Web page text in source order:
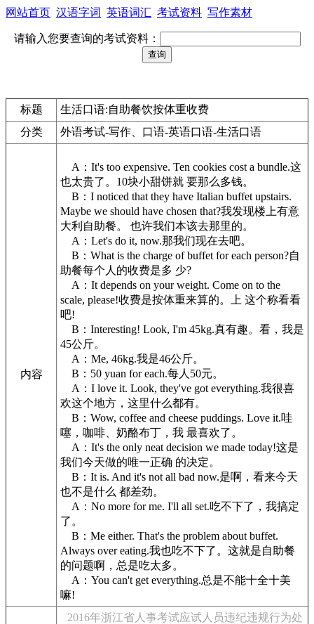
网站首页 汉语字词 英语词汇 考试资料 写作素材
请输入您要查询的考试资料：
标题
生活口语:自助餐饮按体重收费
分类
外语考试-写作、口语-英语口语-生活口语
内容
A：It's too expensive. Ten cookies cost a bundle.这
也太贵了。10块小甜饼就 要那么多钱。
B：I noticed that they have Italian buffet upstairs.
Maybe we should have chosen that?我发现楼上有意
大利自助餐。 也许我们本该去那里的。
A：Let's do it, now.那我们现在去吧。
B：What is the charge of buffet for each person?自
助餐每个人的收费是多 少?
A：It depends on your weight. Come on to the
scale, please!收费是按体重来算的。上 这个称看看
吧!
B：Interesting! Look, I'm 45kg.真有趣。看，我是
45公斤。
A：Me, 46kg.我是46公斤。
B：50 yuan for each.每人50元。
A：I love it. Look, they've got everything.我很喜
欢这个地方，这里什么都有。
B：Wow, coffee and cheese puddings. Love it.哇
噻，咖啡、奶酪布丁，我 最喜欢了。
A：It's the only neat decision we made today!这是
我们今天做的唯一正确 的决定。
B：It is. And it's not all bad now.是啊，看来今天
也不是什么 都差劲。
A：No more for me. I'll all set.吃不下了，我搞定
了。
B：Me either. That's the problem about buffet.
Always over eating.我也吃不下了。这就是自助餐
的问题啊，总是吃太多。
A：You can't get everything.总是不能十全十美
嘛!
2016年浙江省人事考试应试人员违纪违规行为处